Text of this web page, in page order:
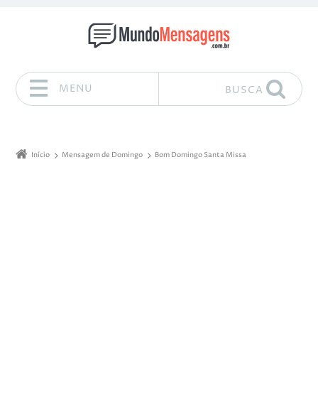
MENU BUSCA
Início Mensagem de Domingo Bom Domingo Santa Missa